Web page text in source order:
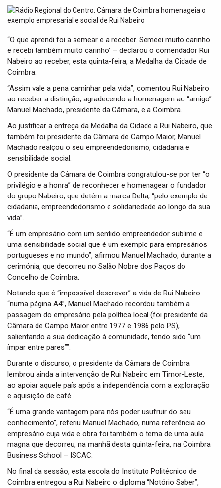
i
“O que aprendi foi a semear e a receber. Semeei muito carinho
e recebi também muito carinho” – declarou o comendador Rui
Nabeiro ao receber, esta quinta-feira, a Medalha da Cidade de
Coimbra.
“Assim vale a pena caminhar pela vida”, comentou Rui Nabeiro
ao receber a distinção, agradecendo a homenagem ao “amigo”
Manuel Machado, presidente da Câmara, e a Coimbra.
Ao justificar a entrega da Medalha da Cidade a Rui Nabeiro, que
também foi presidente da Câmara de Campo Maior, Manuel
Machado realçou o seu empreendedorismo, cidadania e
sensibilidade social.
O presidente da Câmara de Coimbra congratulou-se por ter “o
privilégio e a honra” de reconhecer e homenagear o fundador
do grupo Nabeiro, que detém a marca Delta, “pelo exemplo de
cidadania, empreendedorismo e solidariedade ao longo da sua
vida”.
“É um empresário com um sentido empreendedor sublime e
uma sensibilidade social que é um exemplo para empresários
portugueses e no mundo”, afirmou Manuel Machado, durante a
cerimónia, que decorreu no Salão Nobre dos Paços do
Concelho de Coimbra.
Notando que é “impossível descrever” a vida de Rui Nabeiro
“numa página A4”, Manuel Machado recordou também a
passagem do empresário pela política local (foi presidente da
Câmara de Campo Maior entre 1977 e 1986 pelo PS),
salientando a sua dedicação à comunidade, tendo sido “um
ímpar entre pares””.
Durante o discurso, o presidente da Câmara de Coimbra
lembrou ainda a intervenção de Rui Nabeiro em Timor-Leste,
ao apoiar aquele país após a independência com a exploração
e aquisição de café.
“É uma grande vantagem para nós poder usufruir do seu
conhecimento”, referiu Manuel Machado, numa referência ao
empresário cuja vida e obra foi também o tema de uma aula
magna que decorreu, na manhã desta quinta-feira, na Coimbra
Business School – ISCAC.
No final da sessão, esta escola do Instituto Politécnico de
Coimbra entregou a Rui Nabeiro o diploma “Notório Saber”,